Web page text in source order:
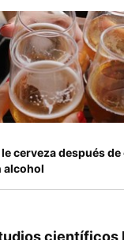
cerveza después
alcohol
científicos